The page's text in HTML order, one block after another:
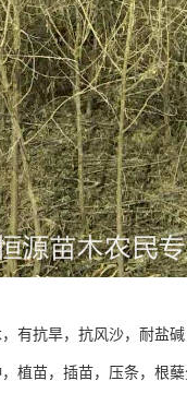
有抗旱，抗风沙，耐盐
植苗，插苗，压条，根蘖